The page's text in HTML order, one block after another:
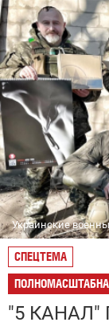
Украинские
СПЕЦТЕМА
"5 КАНАЛ"